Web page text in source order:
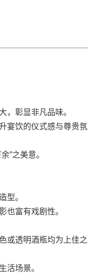
，彰显非凡品味。
宴饮的仪式感与尊贵氛
”之美意。
型。
也富有戏剧性。
或透明酒瓶均为上佳之
活场景。